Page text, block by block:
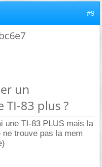
#9
un
TI-83 plus ?
une TI-83 PLUS mais la
trouve pas la mem